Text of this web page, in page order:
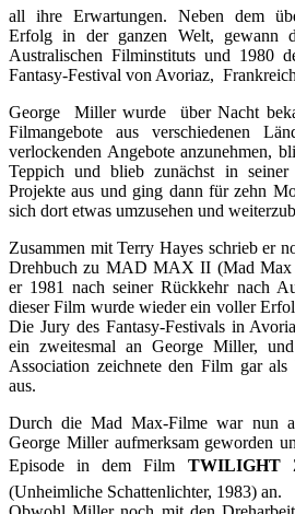
all ihre Erwartungen. Neben dem
Erfolg in der ganzen Welt, gewann
Australischen Filminstituts und 1980
Fantasy-Festival von Avoriaz,
George Miller wurde über Nacht
Filmangebote aus verschiedenen
verlockenden Angebote anzunehmen,
Teppich und blieb zunächst in seiner
Projekte aus und ging dann für zehn
sich dort etwas umzusehen und
Zusammen mit Terry Hayes schrieb er
Drehbuch zu MAD MAX II (Mad Max
er 1981 nach seiner Rückkehr nach
dieser Film wurde wieder ein voller
Die Jury des Fantasy-Festivals in
ein zweitesmal an George Miller,
Association zeichnete den Film gar als
aus.
Durch die Mad Max-Filme war nun
George Miller aufmerksam geworden
Episode in dem Film
(Unheimliche Schattenlichter, 1983) an.